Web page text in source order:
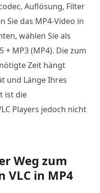
Auflösung, Filter
Sie das MP4-Video in
wählen Sie als
+ MP3 (MP4). Die zum
Zeit hängt
und Länge Ihres
ist die
Players jedoch nicht
Weg zum
VLC in MP4